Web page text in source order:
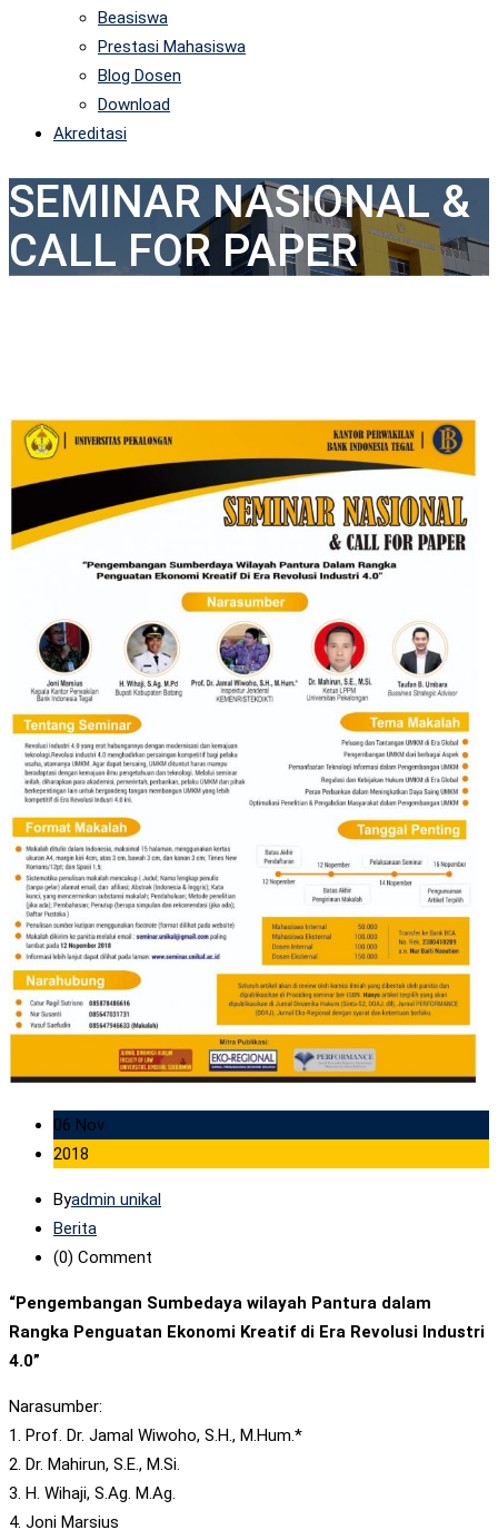
Beasiswa
Prestasi Mahasiswa
Blog Dosen
Download
Akreditasi
SEMINAR NASIONAL &
CALL FOR PAPER
06 Nov
2018
Byadmin unikal
Berita
(0) Comment
“Pengembangan Sumbedaya wilayah Pantura dalam
Rangka Penguatan Ekonomi Kreatif di Era Revolusi Industri
4.0”
Narasumber:
1. Prof. Dr. Jamal Wiwoho, S.H., M.Hum.*
2. Dr. Mahirun, S.E., M.Si.
3. H. Wihaji, S.Ag. M.Ag.
4. Joni Marsius